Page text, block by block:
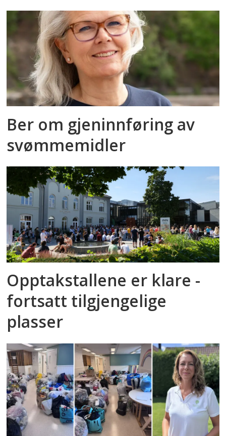
Ber om gjeninnføring av
svømmemidler
Opptakstallene er klare -
fortsatt tilgjengelige
plasser